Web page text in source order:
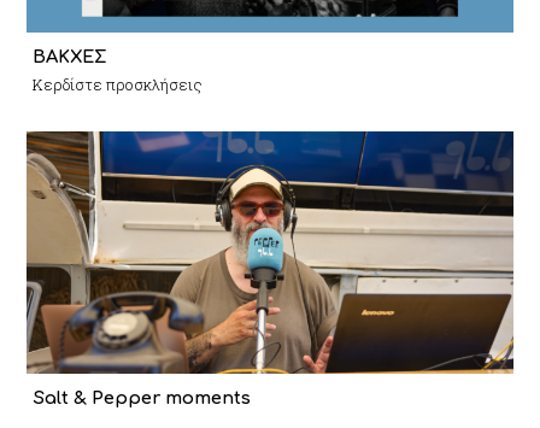
ΒΑΚΧΕΣ
Κερδίστε προσκλήσεις
Salt & Pepper moments